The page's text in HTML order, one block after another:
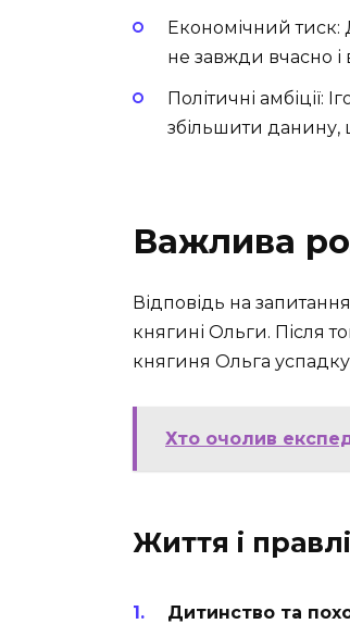
Економічний тиск:
не завжди вчасно
Політичні
збільшити данину,
Важлива
Відповідь на
княгині Ольги. Після
княгиня Ольга
Хто очолив
Життя і
Дитинство та